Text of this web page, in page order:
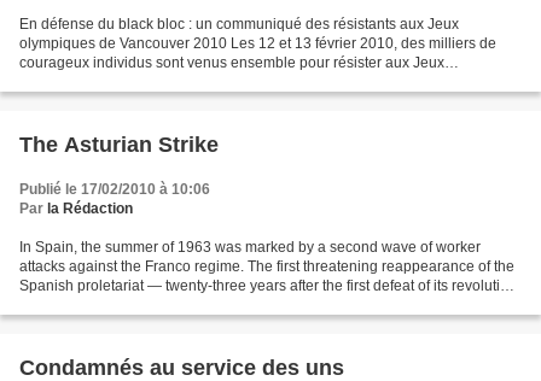
En défense du black bloc : un communiqué des résistants aux Jeux
olympiques de Vancouver 2010 Les 12 et 13 février 2010, des milliers de
courageux individus sont venus ensemble pour résister aux Jeux
The Asturian Strike
Publié le 17/02/2010 à 10:06
Par la Rédaction
In Spain, the summer of 1963 was marked by a second wave of worker
attacks against the Franco regime. The first threatening reappearance of the
Spanish proletariat — twenty-three years after the first defeat of its revolution,
Condamnés au service des uns